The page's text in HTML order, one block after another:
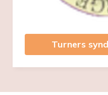
Turners